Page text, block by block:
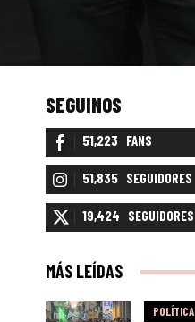
SEGUINOS
51,223 FANS
51,835 SEGUIDORES
19,424 SEGUIDORES
MÁS LEÍDAS
POLÍTICA